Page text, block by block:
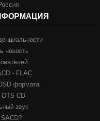
новость
- FLAC
формата
DTS-CD
звук